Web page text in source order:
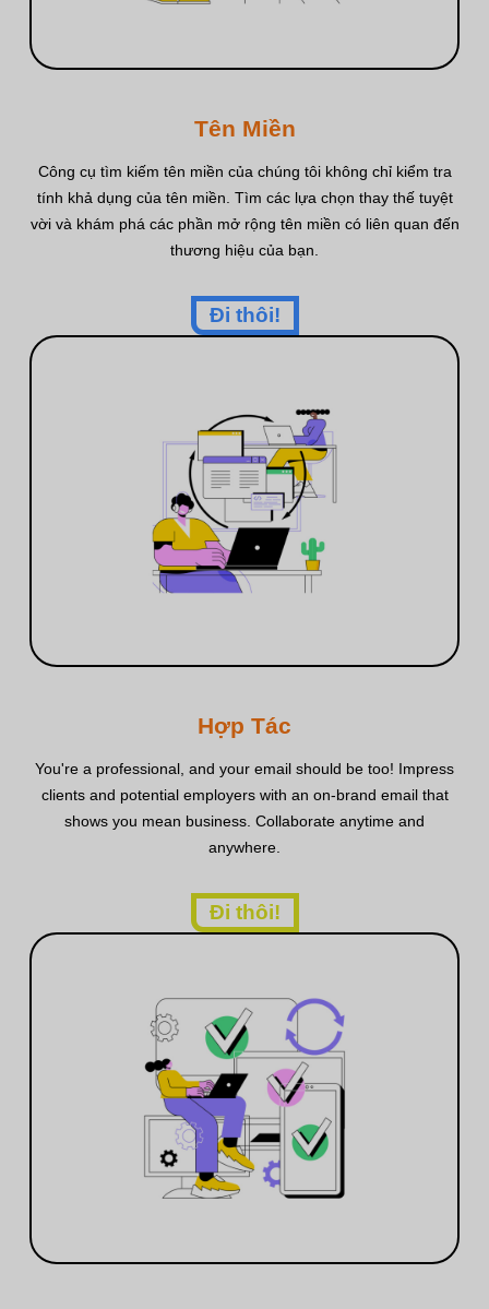
Tên Miền
Công cụ tìm kiếm tên miền của chúng tôi không chỉ kiểm tra
tính khả dụng của tên miền. Tìm các lựa chọn thay thế tuyệt
vời và khám phá các phần mở rộng tên miền có liên quan đến
thương hiệu của bạn.
Đi thôi!
Hợp Tác
You're a professional, and your email should be too! Impress
clients and potential employers with an on‑brand email that
shows you mean business. Collaborate anytime and
anywhere.
Đi thôi!